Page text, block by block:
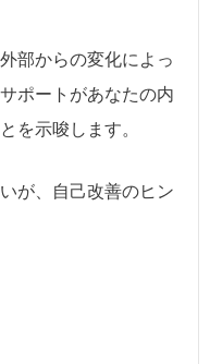
部からの変化によっ
ポートがあなたの内
を示唆します。
が、自己改善のヒン